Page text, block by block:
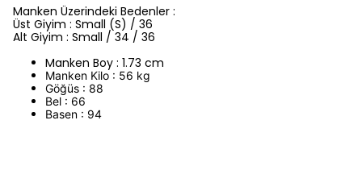
Manken Üzerindeki Bedenler :
Üst Giyim : Small (S) / 36
Alt Giyim : Small / 34 / 36
Manken Boy : 1.73 cm
Manken Kilo : 56 kg
Göğüs : 88
Bel : 66
Basen : 94